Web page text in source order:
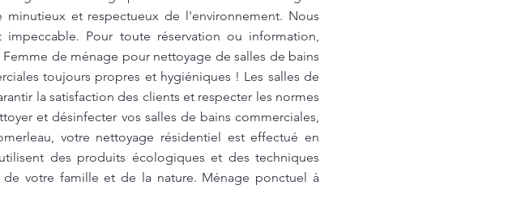
et respectueux de l'environnement. Nous
Pour toute réservation ou information,
Femme de ménage pour nettoyage de salles de bains
toujours propres et hygiéniques ! Les salles de
la satisfaction des clients et respecter les normes
et désinfecter vos salles de bains commerciales,
votre nettoyage résidentiel est effectué en
des produits écologiques et des techniques
votre famille et de la nature. Ménage ponctuel à